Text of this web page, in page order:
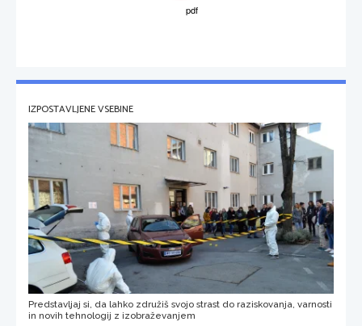
IZPOSTAVLJENE VSEBINE
Predstavljaj si, da lahko združiš svojo strast do raziskovanja, varnosti
in novih tehnologij z izobraževanjem